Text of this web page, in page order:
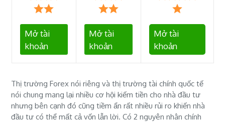
Mở tài
khoản
Mở tài
khoản
Mở tài
khoản
Thị trường Forex nói riêng và thị trường tài chính quốc tế
nói chung mang lại nhiều cơ hội kiếm tiền cho nhà đầu tư
nhưng bên cạnh đó cũng tiềm ẩn rất nhiều rủi ro khiến nhà
đầu tư có thể mất cả vốn lẫn lời. Có 2 nguyên nhân chính